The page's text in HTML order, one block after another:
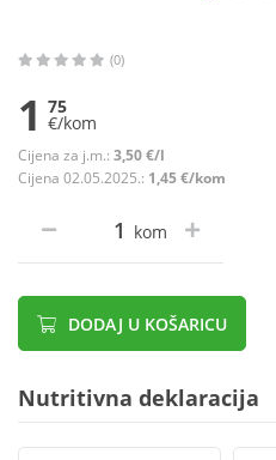
(0)
1 75
€/kom
Cijena za j.m.: 3,50 €/l
Cijena 02.05.2025.: 1,45 €/kom
kom
DODAJ U KOŠARICU
Nutritivna deklaracija